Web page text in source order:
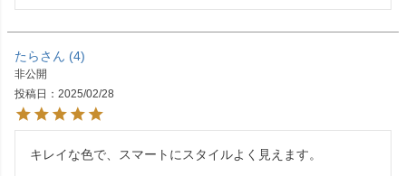
たら 4
非公開
投稿日
2025/02/28
キレイな色で、スマートにスタイルよく見えます。